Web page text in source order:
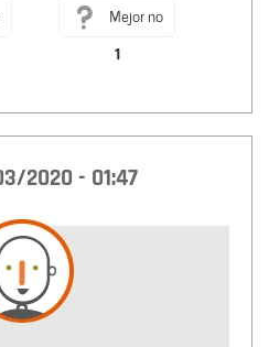
Mejor no
1
2020 - 01:47